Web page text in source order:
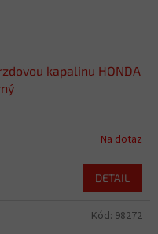
kapalinu HONDA
Na dotaz
DETAIL
Kód: 98272